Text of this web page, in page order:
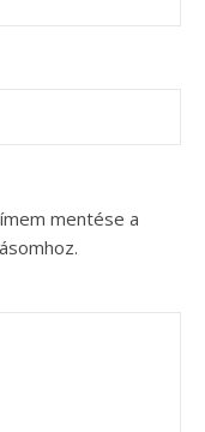
mentése a